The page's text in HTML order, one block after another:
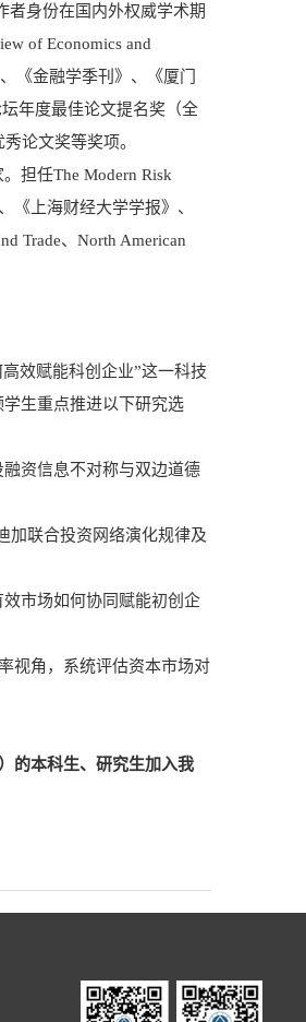
者身份在国内外权威学术期
of Economics and
《金融学季刊》、《厦门
年度最佳论文提名奖（全
论文奖等奖项。
担任The Modern Risk
《上海财经大学学报》、
Trade、North American
效赋能科创企业”这一科技
生重点推进以下研究选
资信息不对称与双边道德
加联合投资网络演化规律及
市场如何协同赋能初创企
视角，系统评估资本市场对
的本科生、研究生加入我